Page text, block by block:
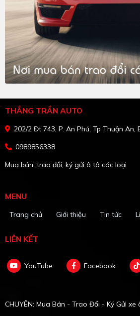
THẮNG TRẦN AUTO
202/2 Đt 743, P. An Phú, Tp Thuận An,
0989856338
Mua bán, trao đổi, ký gửi ô tô các loại
MENU
Trang chủ Giới thiệu Tin tức
LIÊN KẾT
YouTube Facebook
CHUYÊN: Mua Bán - Trao Đổi - Ký Gửi xe